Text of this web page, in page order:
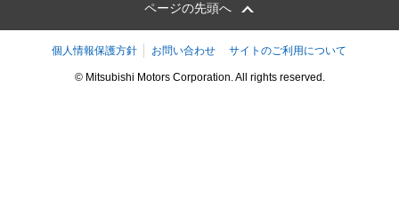
ページの先頭へ
個人情報保護方針 お問い合わせ サイトのご利用について
© Mitsubishi Motors Corporation. All rights reserved.